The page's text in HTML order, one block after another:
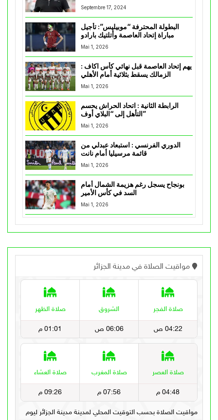
Septembre 17, 2024
البطولة المحترفة “موبيليس”: تأجيل
مباراة إتحاد العاصمة وأتلتيك بارادو
Mai 1, 2026
يهم إتحاد العاصمة قبل نهائي كأس اكاف :
Mai 1, 2026
الرابطة الثانية : اتحاد الحراش يحسم
التأهل إلى “البلاي أوف”
Mai 1, 2026
الدوري الفرنسي : استبعاد عبدلي من
قائمة مرسيليا أمام نانت
Mai 1, 2026
بونجاح يسجل رغم هزيمة الشمال أمام
السد في كأس الأمير
Mai 1, 2026